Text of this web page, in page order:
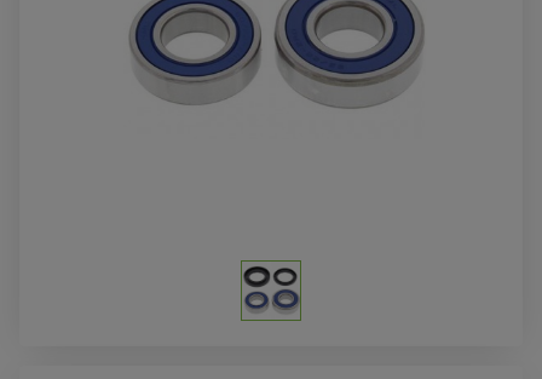
ANTIVOL
SUPPORT ANTIVOL